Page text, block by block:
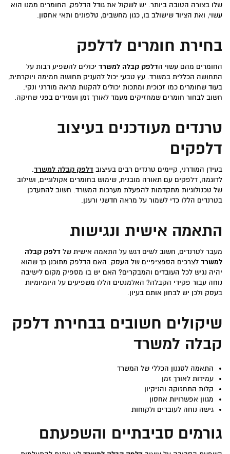
שלו בצורה הטובה ביותר. יש לשקול את גודל הדלפק, החומרים ממנו הוא
עשוי, ואת הציוד שישולב בו, כגון מחשבים, טלפונים ותאי אחסון.
בחירת חומרים לדלפק
החומרים מהם עשוי הדלפק קבלה למשרד יכולים להשפיע רבות על
התחושה הכללית במשרד. עץ טבעי יכול להעניק תחושה חמימה ויוקרתית,
בעוד שחומרים כמו זכוכית ומתכות יכולים להקנות מראה מודרני ונקי.
חשוב לבחור חומרים שמחזיקים מעמד לאורך זמן ועמידים בפני שחיקה.
טרנדים מעודכנים בעיצוב
דלפקים
בעידן המודרני, קיימים טרנדים רבים בעיצוב דלפק קבלה למשרד.
לדוגמה, דלפקים עם תאורה מובנית, שימוש בחומרים אקולוגיים, ושילוב
של טכנולוגיות מתקדמות להפעלת מערכות המשרד. חשוב להתעדכן
בטרנדים הללו כדי לשמור על מראה חדשני ורענן.
התאמה אישית ונגישות
מעבר לטרנדים, חשוב לשים דגש על התאמה אישית של דלפק קבלה
למשרד לצרכים הספציפיים של העסק. האם הדלפק מתוכנן כך שהוא
יהיה נגיש לכל העובדים והמבקרים? האם יש בו מספיק מקום לישיבה
נוחה עבור פקידי הקבלה? האלמנטים הללו משפיעים על היומיומיות
בעסק ולכן יש לבחון אותם בעיון.
שיקולים חשובים בבחירת דלפק
קבלה למשרד
התאמה לסגנון הכללי של המשרד
עמידות לאורך זמן
קלות התחזוקה והניקיון
מגוון אפשרויות אחסון
גישה נוחה לעובדים ולקוחות
גורמים סביבתיים והשפעתם